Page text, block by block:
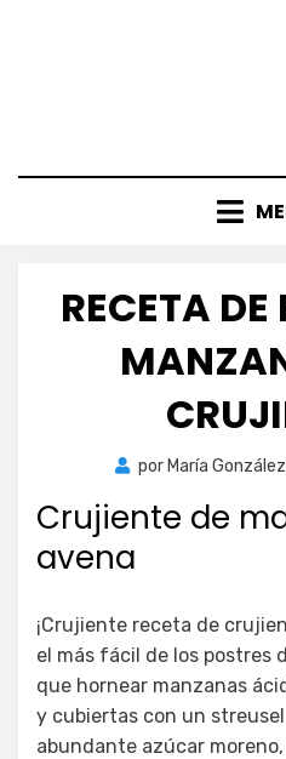
RECETA DE
por María González
Crujiente de
avena
¡Crujiente receta de
el más fácil de los postres
que hornear manzanas
y cubiertas con un
abundante azúcar